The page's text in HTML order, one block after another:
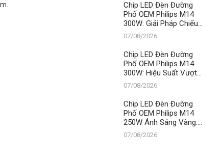
Chip LED Đèn Đường
Phố OEM Philips M14
300W: Giải Pháp Chiếu
Sáng Vượt Trội, Khẳng
Định Vị Thế Số 1 Của
Thành Đạt LED
07/08/2026
Chip LED Đèn Đường
Phố OEM Philips M14
300W: Hiệu Suất Vượt
Trội, Khẳng Định Vị Thế
Số 1 Của Thành Đạt LED
07/08/2026
Chip LED Đèn Đường
Phố OEM Philips M14
250W Ánh Sáng Vàng:
Chìa Khóa Dẫn Lối
Thành Đạt LED Lên Ngôi
07/08/2026